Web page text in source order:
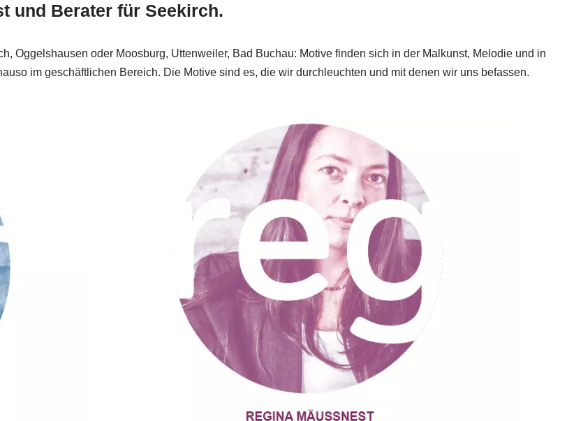
und Berater für Seekirch.
Oggelshausen oder Moosburg, Uttenweiler, Bad Buchau: Motive finden sich in der Malkunst, Melodie und in
im geschäftlichen Bereich. Die Motive sind es, die wir durchleuchten und mit denen wir uns befassen.